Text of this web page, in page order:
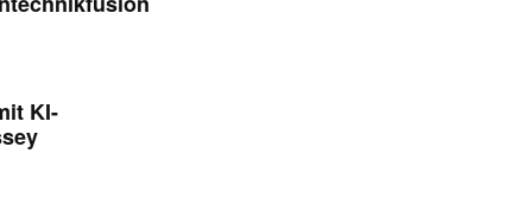
KI-